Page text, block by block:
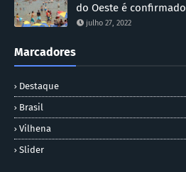
do Oeste é confirmado
julho 27, 2022
Marcadores
Destaque
Brasil
Vilhena
Slider